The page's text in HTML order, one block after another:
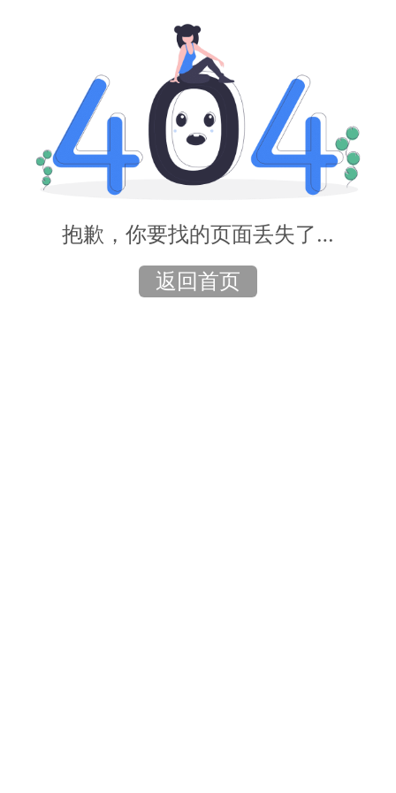
抱歉，你要找的页面丢失了…
返回首页